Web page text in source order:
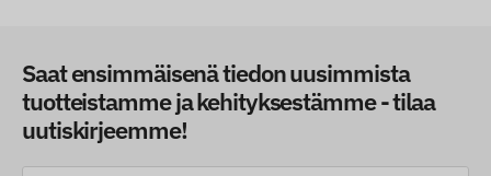
Saat ensimmäisenä tiedon uusimmista
tuotteistamme ja kehityksestämme - tilaa
uutiskirjeemme!